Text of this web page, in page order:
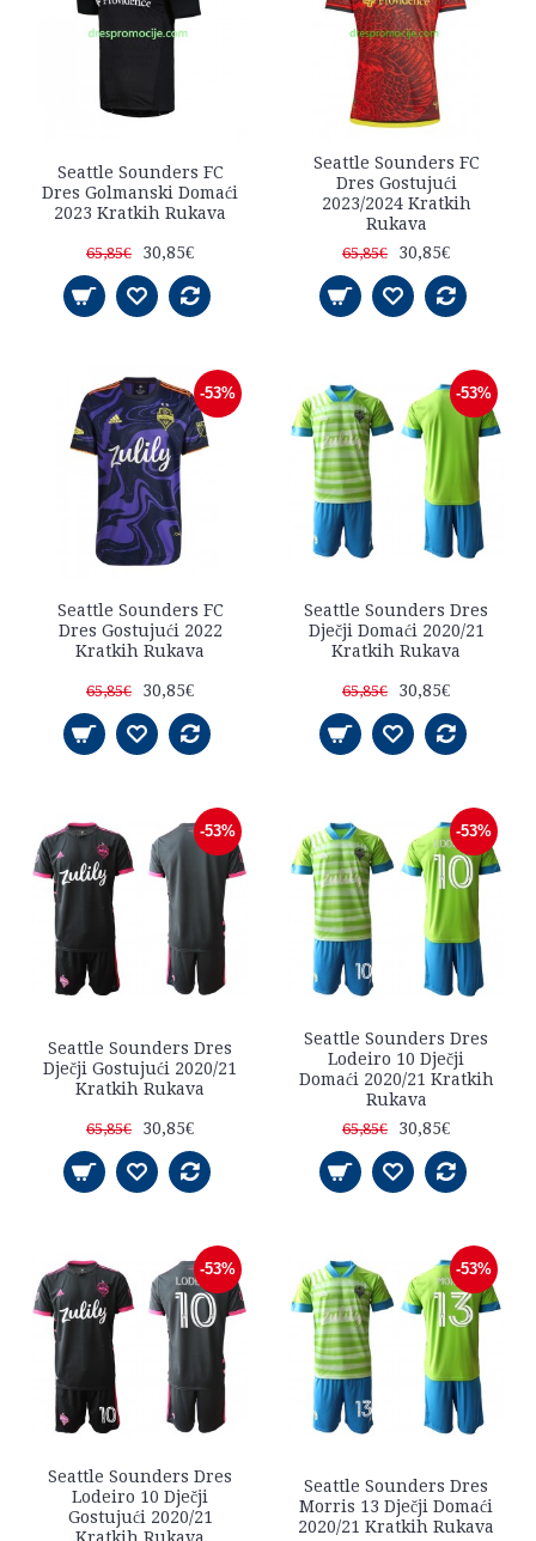
Seattle Sounders FC
Dres Golmanski Domaći
2023 Kratkih Rukava
65,85€ 30,85€
Seattle Sounders FC
Dres Gostujući
2023/2024 Kratkih
Rukava
65,85€ 30,85€
-53%
Seattle Sounders FC
Dres Gostujući 2022
Kratkih Rukava
65,85€ 30,85€
-53%
Seattle Sounders Dres
Dječji Domaći 2020/21
Kratkih Rukava
65,85€ 30,85€
-53%
Seattle Sounders Dres
Dječji Gostujući 2020/21
Kratkih Rukava
65,85€ 30,85€
-53%
Seattle Sounders Dres
Lodeiro 10 Dječji
Domaći 2020/21 Kratkih
Rukava
65,85€ 30,85€
-53%
Seattle Sounders Dres
Lodeiro 10 Dječji
Gostujući 2020/21
-53%
Seattle Sounders Dres
Morris 13 Dječji Domaći
2020/21 Kratkih Rukava